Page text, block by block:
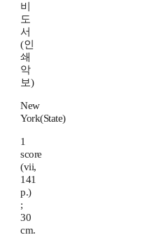
비
도
서
(인
쇄
악
보)
New
York(State)
1
score
(vii,
141
p.)
;
30
cm.